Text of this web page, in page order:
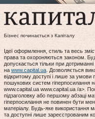
Бізнес починається з Капіталу
Ідеї оформлення, стиль та весь
права та охороняються законом.
допускається тільки при
на www.capital.ua. Дозволяється
відкритому доступі і лише за умови
пошукових систем гіперпосилання
www.capital.ua www.capital.ua /a>.
підзаголовку або першому абзаці
гіперпосилання не повинен бути
матеріалу. Будь-яке використання
та доступні лише зареєстрованим